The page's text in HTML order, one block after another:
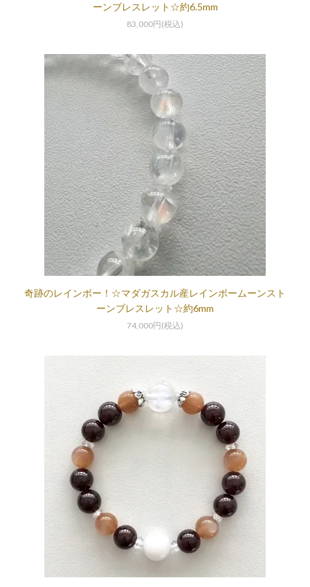
ーンブレスレット☆約6.5mm
83,000円(税込)
奇跡のレインボー！☆マダガスカル産レインボームーンスト
ーンブレスレット☆約6mm
74,000円(税込)